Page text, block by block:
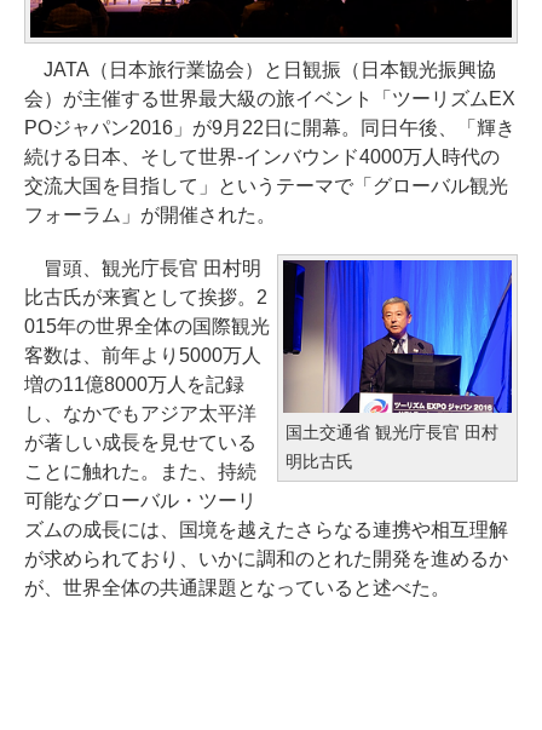
JATA（日本旅行業協会）と日観振（日本観光振興協
会）が主催する世界最大級の旅イベント「ツーリズムEX
POジャパン2016」が9月22日に開幕。同日午後、「輝き
続ける日本、そして世界‐インバウンド4000万人時代の
交流大国を目指して」というテーマで「グローバル観光
フォーラム」が開催された。
国土交通省 観光庁長官 田村
明比古氏
冒頭、観光庁長官 田村明
比古氏が来賓として挨拶。2
015年の世界全体の国際観光
客数は、前年より5000万人
増の11億8000万人を記録
し、なかでもアジア太平洋
が著しい成長を見せている
ことに触れた。また、持続
可能なグローバル・ツーリ
ズムの成長には、国境を越えたさらなる連携や相互理解
が求められており、いかに調和のとれた開発を進めるか
が、世界全体の共通課題となっていると述べた。